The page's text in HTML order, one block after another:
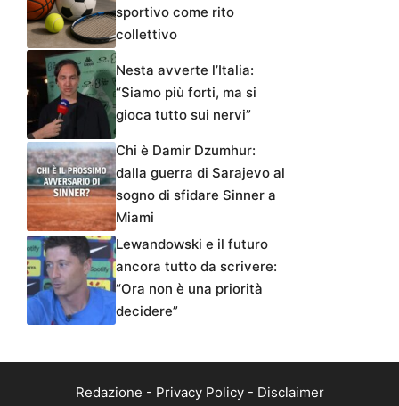
sportivo come rito
collettivo
Nesta avverte l’Italia:
“Siamo più forti, ma si
gioca tutto sui nervi”
Chi è Damir Dzumhur:
dalla guerra di Sarajevo al
sogno di sfidare Sinner a
Miami
Lewandowski e il futuro
ancora tutto da scrivere:
“Ora non è una priorità
decidere”
Redazione - Privacy Policy- Disclaimer